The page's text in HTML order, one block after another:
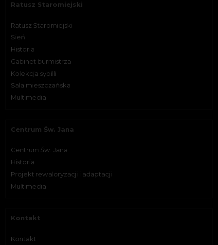
Ratusz Staromiejski
Ratusz Staromiejski
Sień
Historia
Gabinet burmistrza
Kolekcja sybilli
Sala mieszczańska
Multimedia
Centrum Św. Jana
Centrum Św. Jana
Historia
Projekt rewaloryzacji i adaptacji
Multimedia
Kontakt
Kontakt